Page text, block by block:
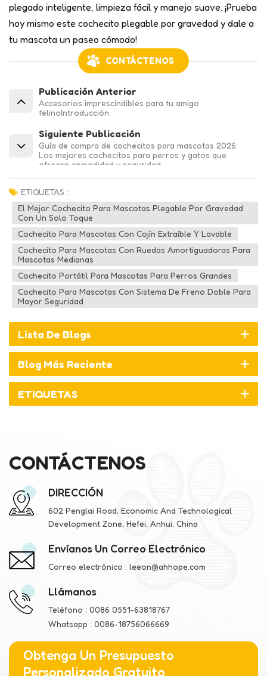
plegado inteligente, limpieza fácil y manejo suave. ¡Prueba
hoy mismo este cochecito plegable por gravedad y dale a
tu mascota un paseo cómodo!
CONTÁCTENOS
Publicación Anterior
Accesorios imprescindibles para tu amigo
felinoIntroducción
Siguiente Publicación
Guía de compra de cochecitos para mascotas 2026:
Los mejores cochecitos para perros y gatos que
ofrecen comodidad y seguridad.
ETIQUETAS :
El Mejor Cochecito Para Mascotas Plegable Por Gravedad
Con Un Solo Toque
Cochecito Para Mascotas Con Cojín Extraíble Y Lavable
Cochecito Para Mascotas Con Ruedas Amortiguadoras Para
Mascotas Medianas
Cochecito Portátil Para Mascotas Para Perros Grandes
Cochecito Para Mascotas Con Sistema De Freno Doble Para
Mayor Seguridad
Lista De Blogs
Blog Más Reciente
ETIQUETAS
CONTÁCTENOS
DIRECCIÓN
602 Penglai Road, Economic And Technological
Development Zone, Hefei, Anhui, China
Envíanos Un Correo Electrónico
Correo electrónico : leeon@ahhope.com
Llámanos
Teléfono : 0086 0551-63818767
Whatsapp : 0086-18756066669
Obtenga Un Presupuesto
Personalizado Gratuito